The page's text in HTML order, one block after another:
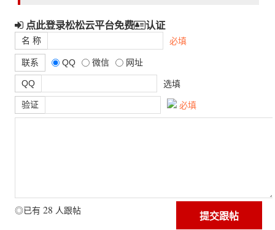
点此登录松松云平台免费 认证
名 称 必填
联系 QQ 微信 网址
QQ 选填
验证 必填
◎已有 28 人跟帖